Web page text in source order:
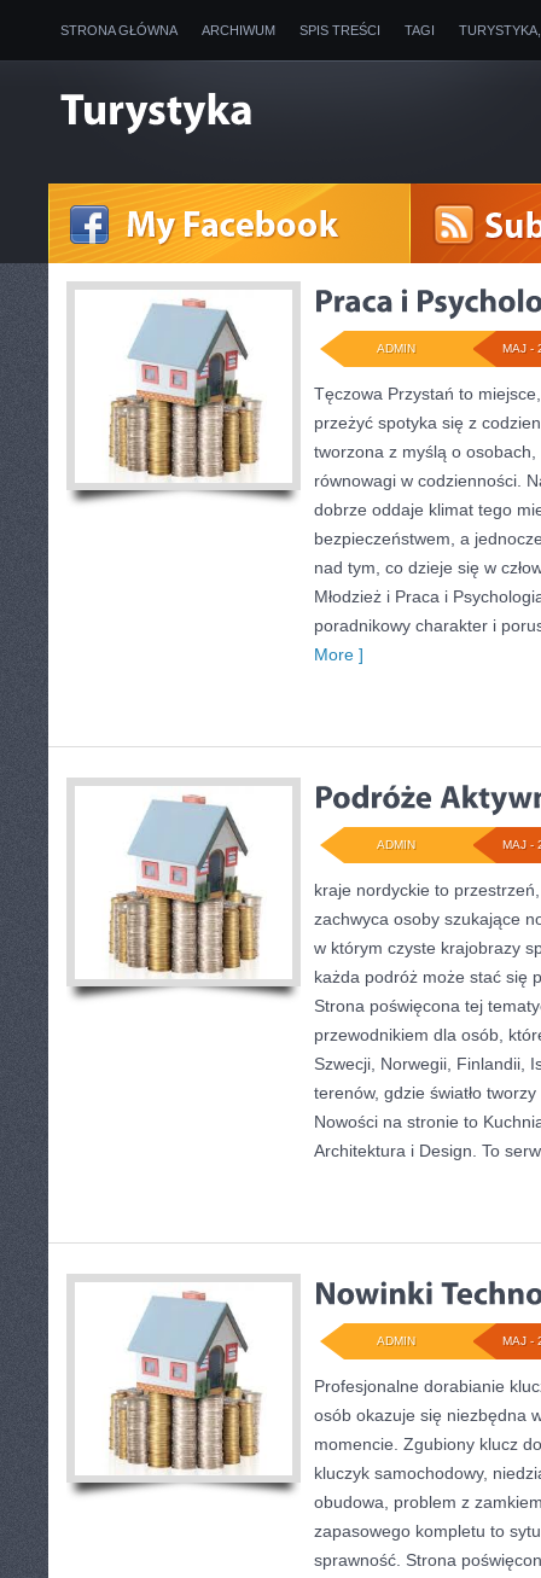
STRONA GŁÓWNA ARCHIWUM SPIS TREŚCI TAGI
MAJ -
ADMIN
Tęczowa Przystań to
przeżyć spotyka się z
tworzona z myślą o
równowagi w codzienności.
dobrze oddaje klimat tego
bezpieczeństwem, a
nad tym, co dzieje się w
Młodzież i Praca i
poradnikowy charakter i
More ]
MAJ -
ADMIN
kraje nordyckie to
zachwyca osoby szukające
w którym czyste krajobrazy
każda podróż może stać się
Strona poświęcona tej
przewodnikiem dla osób,
Szwecji, Norwegii, Finlandii,
terenów, gdzie światło
Nowości na stronie to
Architektura i Design. To
MAJ -
ADMIN
Profesjonalne dorabianie
osób okazuje się niezbędna
momencie. Zgubiony klucz
kluczyk samochodowy,
obudowa, problem z
zapasowego kompletu to
sprawność. Strona